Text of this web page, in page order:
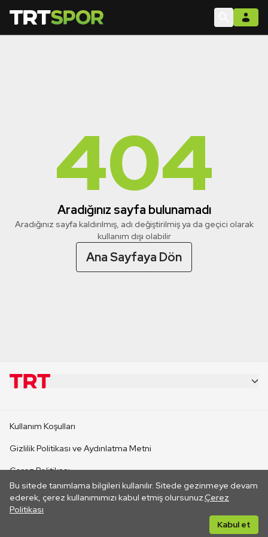
404
Aradığınız sayfa bulunamadı
Aradığınız sayfa kaldırılmış, adı değiştirilmiş ya da geçici olarak
kullanım dışı olabilir
Ana Sayfaya Dön
Bu sitede tanımlama bilgileri kullanılır. Sitede gezinmeye devam
ederek, çerez kullanımımızı kabul etmiş olursunuz.Çerez
Politikası
Kabul et
CANLI YAYINLAR
Kullanım Koşulları
Gizlilik Politikası ve Aydınlatma Metni
Çerez Politikası
İletişim
Her hakkı saklıdır. ©2026 TRT. Bağlantı yoluyla gidilen dış